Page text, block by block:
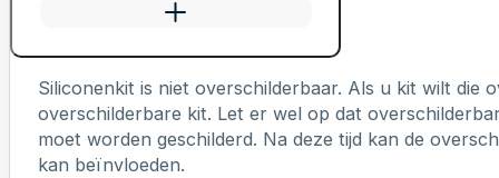
Siliconenkit is niet overschilderbaar. Als u kit wilt die
overschilderbare kit. Let er wel op dat
moet worden geschilderd. Na deze tijd kan de
kan beïnvloeden.